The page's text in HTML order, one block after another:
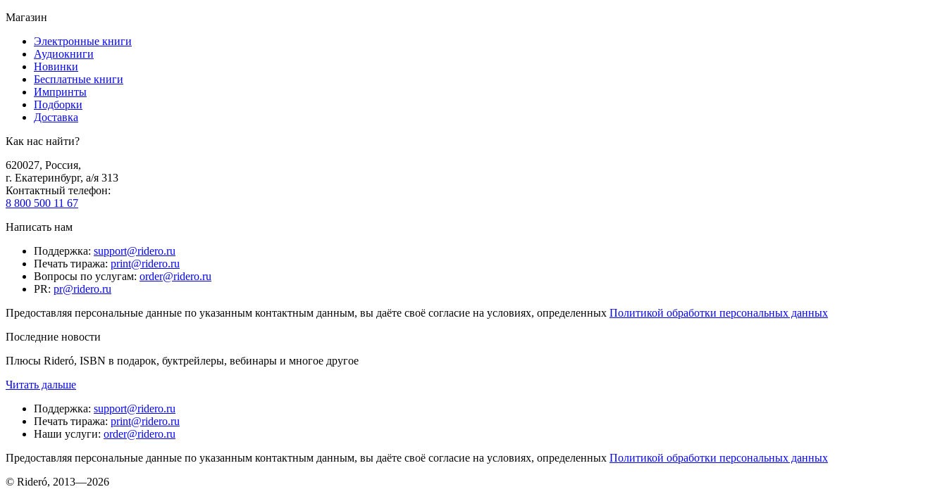
Магазин
Электронные книги
Аудиокниги
Новинки
Бесплатные книги
Импринты
Подборки
Доставка
Как нас найти?
620027, Россия,
г. Екатеринбург, а/я 313
Контактный телефон:
8 800 500 11 67
Написать нам
Поддержка: support@ridero.ru
Печать тиража: print@ridero.ru
Вопросы по услугам: order@ridero.ru
PR: pr@ridero.ru
Предоставляя персональные данные по указанным контактным данным, вы даёте своё согласие на условиях, определенных Политикой обработки персональных данных
Последние новости
Плюсы Rideró, ISBN в подарок, буктрейлеры, вебинары и многое другое
Читать дальше
Поддержка: support@ridero.ru
Печать тиража: print@ridero.ru
Наши услуги: order@ridero.ru
Предоставляя персональные данные по указанным контактным данным, вы даёте своё согласие на условиях, определенных Политикой обработки персональных данных
© Rideró, 2013—2026